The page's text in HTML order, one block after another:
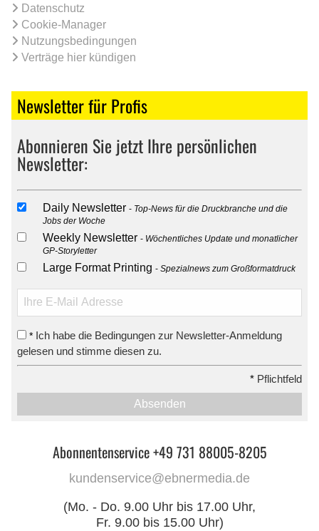
Datenschutz
Cookie-Manager
Nutzungsbedingungen
Verträge hier kündigen
Newsletter für Profis
Abonnieren Sie jetzt Ihre persönlichen
Newsletter:
Daily Newsletter
Top-News für die Druckbranche und die
Jobs der Woche
Weekly Newsletter
Wöchentliches Update und monatlicher
GP-Storyletter
Large Format Printing Spezialnews zum Großformatdruck
* Ich habe die Bedingungen zur Newsletter-Anmeldung
gelesen und stimme diesen zu.
* Pflichtfeld
Absenden
Abonnentenservice +49 731 88005-8205
kundenservice@ebnermedia.de
(Mo. - Do. 9.00 Uhr bis 17.00 Uhr,
Fr. 9.00 bis 15.00 Uhr)